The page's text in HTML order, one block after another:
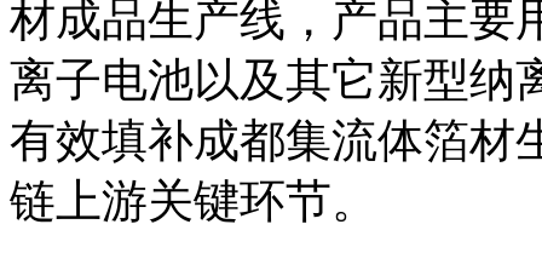
材成品生产线，产品主要
离子电池以及其它新型纳
有效填补成都集流体箔材
链上游关键环节。